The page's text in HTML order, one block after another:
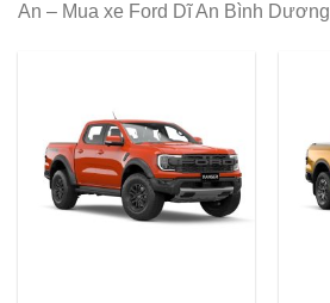
An – Mua xe Ford Dĩ An Bình Dương